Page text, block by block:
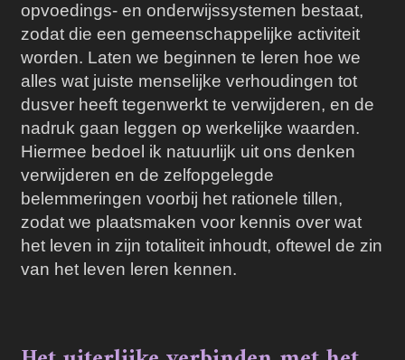
opvoedings- en onderwijssystemen bestaat,
zodat die een gemeenschappelijke activiteit
worden. Laten we beginnen te leren hoe we
alles wat juiste menselijke verhoudingen tot
dusver heeft tegenwerkt te verwijderen, en de
nadruk gaan leggen op werkelijke waarden.
Hiermee bedoel ik natuurlijk uit ons denken
verwijderen en de zelfopgelegde
belemmeringen voorbij het rationele tillen,
zodat we plaatsmaken voor kennis over wat
het leven in zijn totaliteit inhoudt, oftewel de zin
van het leven leren kennen.